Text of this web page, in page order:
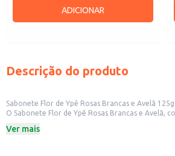
ADICIONAR
Descrição do produto
Sabonete Flor de Ypê Rosas Brancas e Avelã 125g
O Sabonete Flor de Ypê Rosas Brancas e
Este sabonete é indicado para uso diário, seja
Ver mais